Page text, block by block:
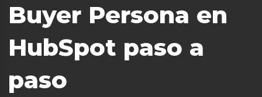
Buyer Persona en
HubSpot paso a
paso
Artificial